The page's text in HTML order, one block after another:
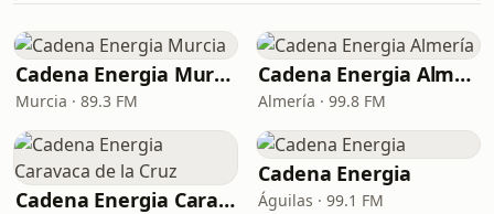
Cadena Energia Murcia
Murcia · 89.3 FM
Cadena Energia Almería
Almería · 99.8 FM
Cadena Energia Caravaca de la Cruz
Cadena Energia
Águilas · 99.1 FM